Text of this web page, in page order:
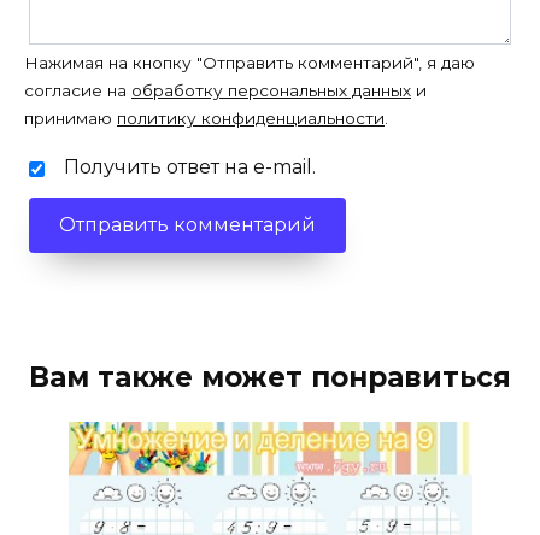
Нажимая на кнопку "Отправить комментарий", я даю
согласие на обработку персональных данных и
принимаю политику конфиденциальности.
Получить ответ на e-mail.
Вам также может понравиться